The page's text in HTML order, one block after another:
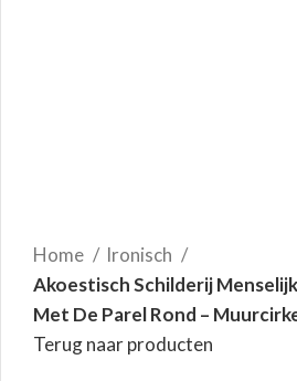
Home
Ironisch
Akoestisch Schilderij
Met De Parel Rond –
Terug naar producten